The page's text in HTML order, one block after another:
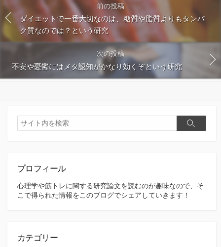
前の投稿
ダイエットで一番大切なのは、糖質や脂質よりもタンパ
ク質なのでは？という研究
次の投稿
不安や憂鬱にはメタ認知がかなり効くぞという研究
検
索
検
プロフィール
心理学や筋トレに関する研究論文を読むのが趣味なので、そ
こで得られた情報をこのブログでシェアしていきます！
カテゴリー